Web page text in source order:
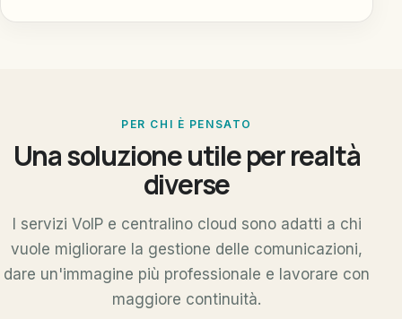
PER CHI È PENSATO
Una soluzione utile per realtà
diverse
I servizi VoIP e centralino cloud sono adatti a chi
vuole migliorare la gestione delle comunicazioni,
dare un'immagine più professionale e lavorare con
maggiore continuità.